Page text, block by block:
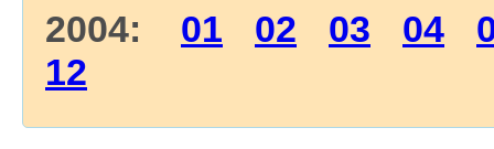
2004: 01 02 03 04
12